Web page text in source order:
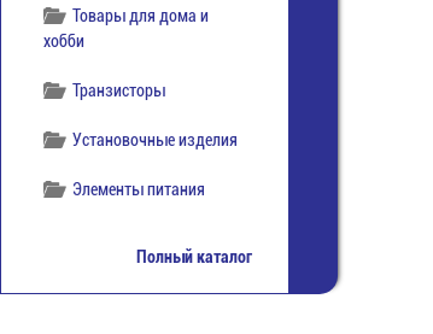
Товары для дома и
хобби
Транзисторы
Установочные изделия
Элементы питания
Полный каталог